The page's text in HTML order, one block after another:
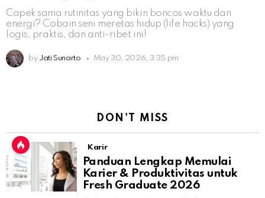
Capek sama rutinitas yang bikin boncos waktu dan
energi? Cobain seni meretas hidup (life hacks) yang
logis, praktis, dan anti-ribet ini!
by Jati Sunarto May 30, 2026, 3:35 pm
DON'T MISS
Karir
Panduan Lengkap Memulai
Karier & Produktivitas untuk
Fresh Graduate 2026